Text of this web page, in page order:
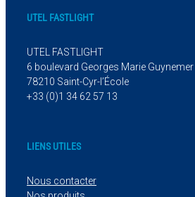
UTEL FASTLIGHT
UTEL FASTLIGHT
6 boulevard Georges Marie Guynemer
78210 Saint-Cyr-l’École
+33 (0)1 34 62 57 13
LIENS UTILES
Nous contacter